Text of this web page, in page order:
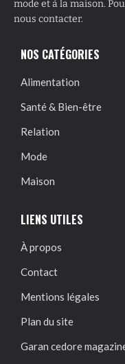
mode et à la maison.
nous contacter.
NOS CATÉGORIES
Alimentation
Santé & Bien-être
Relation
Mode
Maison
LIENS UTILES
À propos
Contact
Mentions légales
Plan du site
Garan cedore